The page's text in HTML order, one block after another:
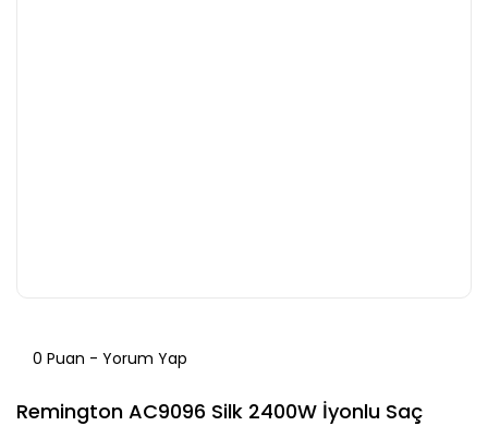
0 Puan - Yorum Yap
Remington AC9096 Silk 2400W İyonlu Saç